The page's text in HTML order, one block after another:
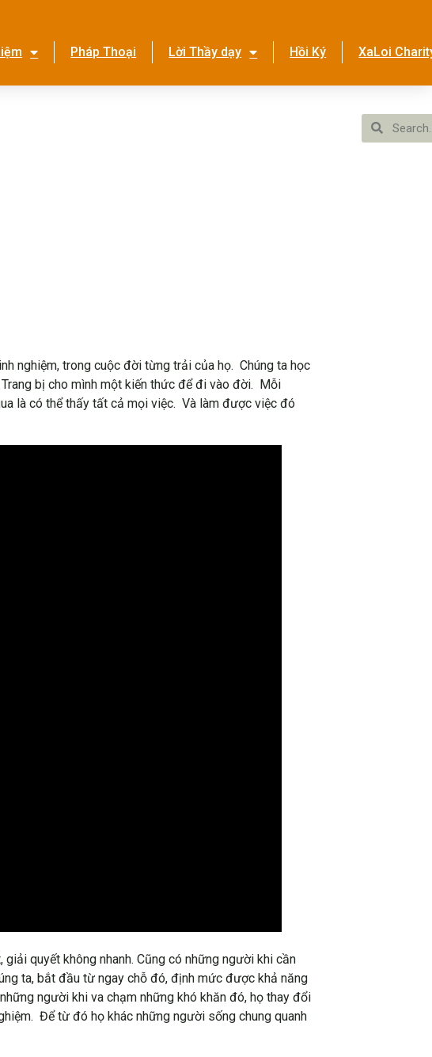
Pháp Thoại Lời Thầy dạy Hồi Ký XaLoi
nghiệm, trong cuộc đời từng trải của họ. Chúng ta học
bị cho mình một kiến thức để đi vào đời. Mỗi
là có thể thấy tất cả mọi việc. Và làm được việc đó
quyết không nhanh. Cũng có những người khi cần
ta, bắt đầu từ ngay chỗ đó, định mức được khả năng
người khi va chạm những khó khăn đó, họ thay đổi
Để từ đó họ khác những người sống chung quanh